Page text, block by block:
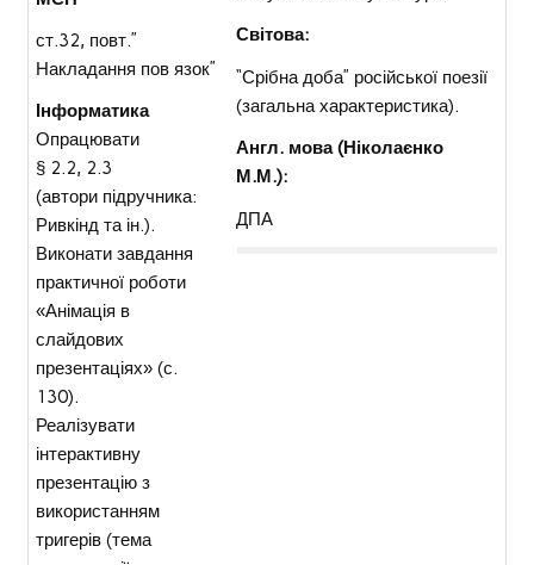
ст.32, повт.”
Накладання пов язок”
Інформатика
Опрацювати
§ 2.2, 2.3
(автори підручника:
Ривкінд та ін.).
Виконати завдання
практичної роботи
«Анімація в
слайдових
презентаціях» (с.
130).
Реалізувати
інтерактивну
презентацію з
використанням
тригерів (тема
Світова:
“Срібна доба” російської поезії
(загальна характеристика).
Англ. мова (Ніколаєнко
М.М.):
ДПА